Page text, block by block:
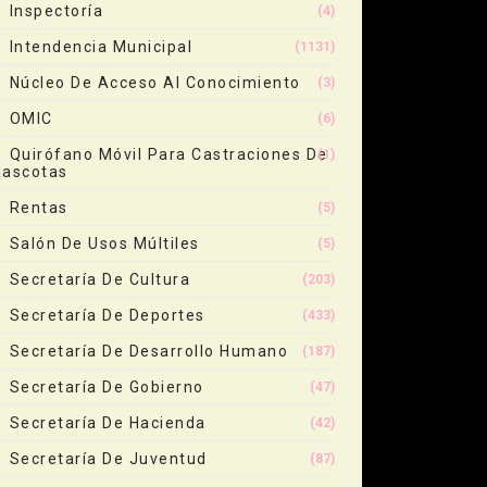
Inspectoría (4)
Intendencia Municipal (1131)
Núcleo De Acceso Al Conocimiento (3)
OMIC (6)
Quirófano Móvil Para Castraciones De(1)
Rentas (5)
Salón De Usos Múltiles (5)
Secretaría De Cultura (203)
Secretaría De Deportes (433)
Secretaría De Desarrollo Humano (187)
Secretaría De Gobierno (47)
Secretaría De Hacienda (42)
Secretaría De Juventud (87)